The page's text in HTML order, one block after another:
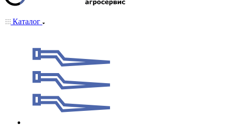
Каталог